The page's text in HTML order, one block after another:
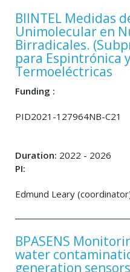
BIINTEL Medidas
Unimolecular en
Birradicales.
para Espintrónica
Termoeléctricas
Funding :
PID2021-127964NB-C21
Duration: 2022 - 2026
PI:
Edmund Leary
BPASENS
water
generation sensors